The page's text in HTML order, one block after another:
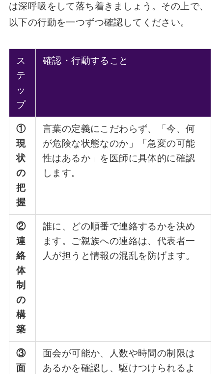
は深呼吸をして落ち着きましょう。その上で、
以下の行動を一つずつ確認してください。
ス
テ
ッ
プ
確認・行動すること
①
現
状
の
把
握
言葉の定義にこだわらず、「今、何
が危険な状態なのか」「急変の可能
性はあるか」を医師に具体的に確認
します。
②
連
絡
体
制
の
構
築
誰に、どの順番で連絡するかを決め
ます。ご親族への連絡は、代表者一
人が担うと情報の混乱を防げます。
③
面
面会が可能か、人数や時間の制限は
あるかを確認し、駆けつけられるよ